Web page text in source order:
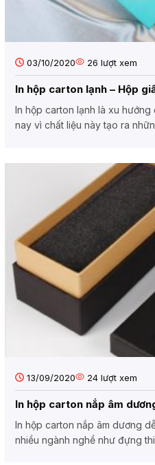
03/10/2020 26 lượt xem
In hộp carton lạnh – Hộp
In hộp carton lạnh là xu
nay vì chất liệu này tạo ra
13/09/2020 24 lượt xem
In hộp carton nắp âm
In hộp carton nắp âm dương
nhiều ngành nghề như đựng